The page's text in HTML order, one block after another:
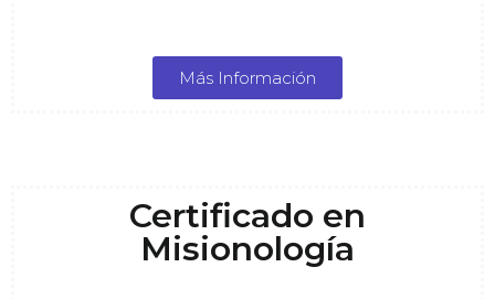
Más Información
Certificado en
Misionología